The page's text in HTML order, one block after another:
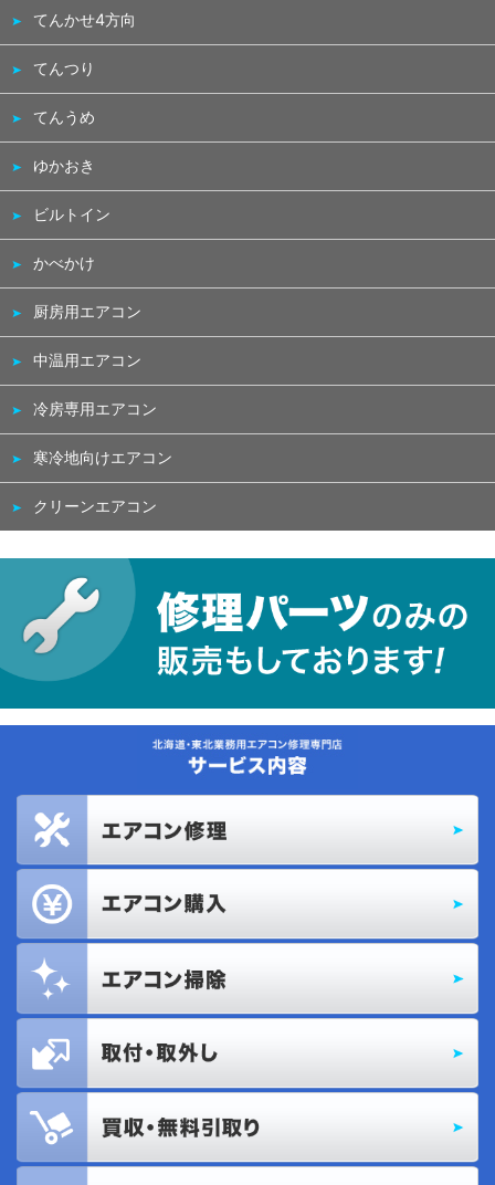
てんかせ4方向
てんつり
てんうめ
ゆかおき
ビルトイン
かべかけ
厨房用エアコン
中温用エアコン
冷房専用エアコン
寒冷地向けエアコン
クリーンエアコン